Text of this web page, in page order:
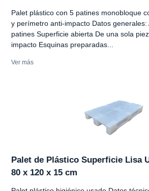
Palet plástico con 5 patines monobloque
y perímetro anti-impacto Datos generales:
patines Superficie abierta De una sola
impacto Esquinas preparadas...
Ver más
Palet de Plástico Superficie Lisa
80 x 120 x 15 cm